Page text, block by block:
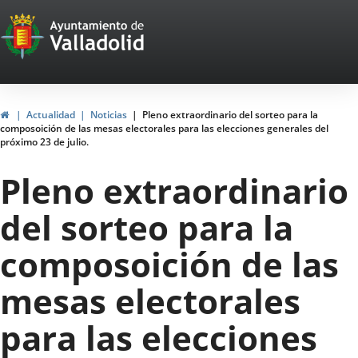
Portal
Web
del
Ayuntamiento
de
Valladolid
InicioActualidad Noticias
Pleno extraordinario del sorteo para la
composoición de las mesas electorales para las elecciones generales del
próximo 23 de julio.
Pleno extraordinario
del sorteo para la
composoición de las
mesas electorales
para las elecciones